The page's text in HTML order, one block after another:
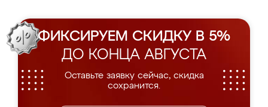
ФИКСИРУЕМ СКИДКУ В 5%
ДО КОНЦА АВГУСТА
Оставьте заявку сейчас, скидка
сохранится.